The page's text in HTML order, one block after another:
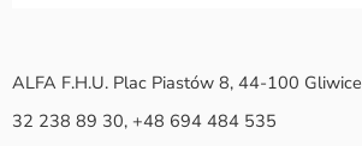
ALFA F.H.U. Plac Piastów 8, 44-100 Gliwice
32 238 89 30, +48 694 484 535